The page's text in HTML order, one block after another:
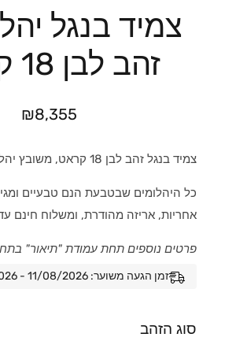
צמיד בנגל
זהב לבן 18 קראט
₪8,355
צמיד בנגל זהב לבן 18 קראט, משובץ יהלומים טבעיים.
כל היהלומים שבטבעת הנם טבעיים
אחריות, אריזה מהודרת, ומשלוח חינם
פרטים נוספים תחת עמודת "תיאור"
זמן הגעה משוער: 11/08/2026 - 18/08/2026
סוג הזהב